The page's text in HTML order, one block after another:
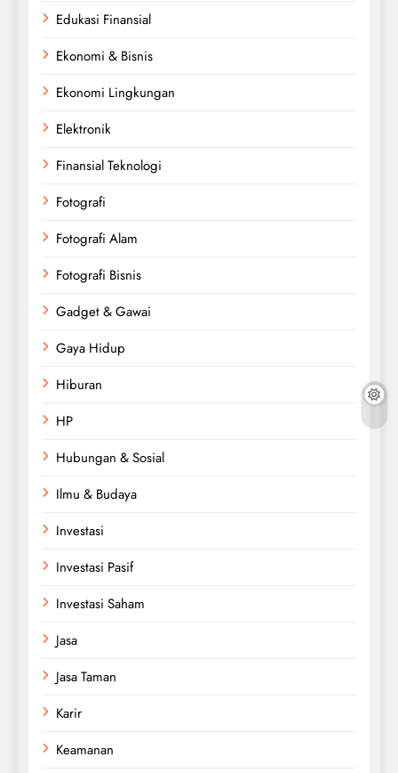
Edukasi Finansial
Ekonomi & Bisnis
Ekonomi Lingkungan
Elektronik
Finansial Teknologi
Fotografi
Fotografi Alam
Fotografi Bisnis
Gadget & Gawai
Gaya Hidup
Hiburan
HP
Hubungan & Sosial
Ilmu & Budaya
Investasi
Investasi Pasif
Investasi Saham
Jasa
Jasa Taman
Karir
Keamanan